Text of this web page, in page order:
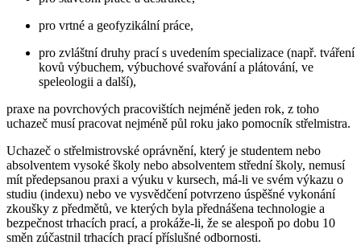
pro vrtné a geofyzikální práce,
pro zvláštní druhy prací s uvedením specializace (např. tváření
kovů výbuchem, výbuchové svařování a plátování, ve
speleologii a další),
praxe na povrchových pracovištích nejméně jeden rok, z toho
uchazeč musí pracovat nejméně půl roku jako pomocník střelmistra.
Uchazeč o střelmistrovské oprávnění, který je studentem nebo
absolventem vysoké školy nebo absolventem střední školy, nemusí
mít předepsanou praxi a výuku v kursech, má-li ve svém výkazu o
studiu (indexu) nebo ve vysvědčení potvrzeno úspěšné vykonání
zkoušky z předmětů, ve kterých byla přednášena technologie a
bezpečnost trhacích prací, a prokáže-li, že se alespoň po dobu 10
směn zúčastnil trhacích prací příslušné odbornosti.